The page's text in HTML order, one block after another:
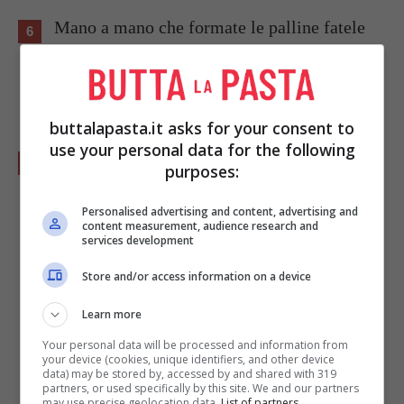
Mano a mano che formate le palline fatele
rimanente zucchero.
Se volete confezionarle secondo la
tradizione, ritagliate dei quadrati di carta
metallizzata e velina colorata; incartate i
gueffus prima con la carta metallizzata e poi
con la carta velina, disponendola a forma di
caramella e sfrangiandola ai bordi con le
forbici.
buttalapasta.it asks for your consent to
use your personal data for the following
purposes:
Personalised advertising and content, advertising and
content measurement, audience research and
services development
Store and/or access information on a device
Learn more
Your personal data will be processed and information from
your device (cookies, unique identifiers, and other device
data) may be stored by, accessed by and shared with 319
partners, or used specifically by this site. We and our partners